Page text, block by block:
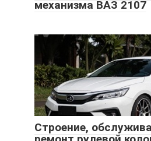
механизма ВАЗ 2107
Строение,